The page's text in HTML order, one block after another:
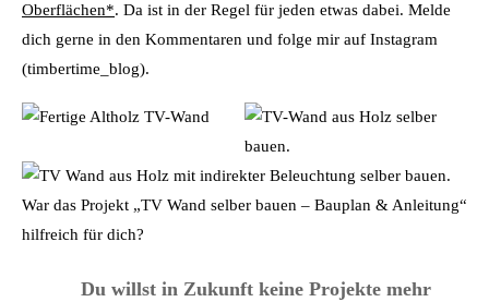
Oberflächen*. Da ist in der Regel für jeden etwas dabei. Melde
dich gerne in den Kommentaren und folge mir auf Instagram
(timbertime_blog).
War das Projekt „TV Wand selber bauen – Bauplan & Anleitung“
hilfreich für dich?
Du willst in Zukunft keine Projekte mehr